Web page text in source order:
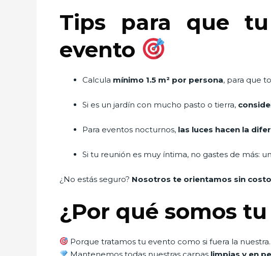
Tips para que
evento
Calcula mínimo 1.5 m² por persona, para que
Si es un jardín con mucho pasto o tierra,
Para eventos nocturnos, las luces hacen la
Si tu reunión es muy íntima, no gastes de más:
¿No estás seguro? Nosotros te orientamos sin costo
¿Por qué somos
Porque tratamos tu evento como si fuera la nuestra.
Mantenemos todas nuestras carpas limpias y en